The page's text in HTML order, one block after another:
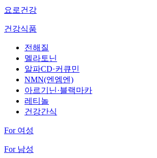
요로건강
건강식품
전해질
멜라토닌
알파CD·커큐민
NMN(엔엠엔)
아르기닌·블랙마카
레티놀
건강간식
For 여성
For 남성